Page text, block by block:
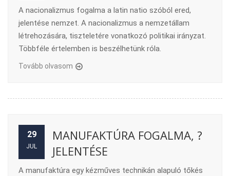
A nacionalizmus fogalma a latin natio szóból ered,
jelentése nemzet. A nacionalizmus a nemzetállam
létrehozására, tiszteletére vonatkozó politikai irányzat.
Többféle értelemben is beszélhetünk róla.
Tovább olvasom
29
JUL
MANUFAKTÚRA FOGALMA, ?
JELENTÉSE
A manufaktúra egy kézműves technikán alapuló tőkés